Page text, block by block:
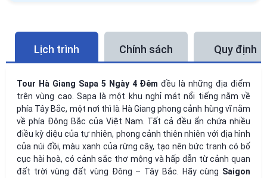
Lịch trình Chính sách Quy định
Tour Hà Giang Sapa 5 Ngày 4 Đêm đều là những địa điểm
trên vùng cao. Sapa là một khu nghỉ mát nổi tiếng nằm về
phía Tây Bắc, một nơi thì là Hà Giang phong cảnh hùng vĩ nằm
về phía Đông Bắc của Việt Nam. Tất cả đều ẩn chứa nhiều
điều kỳ diệu của tự nhiên, phong cảnh thiên nhiên với địa hình
của núi đồi, màu xanh của rừng cây, tạo nên bức tranh có bố
cục hài hoà, có cảnh sắc thơ mộng và hấp dẫn từ cảnh quan
đất trời vùng đất vùng Đông – Tây Bắc. Hãy cùng Saigon